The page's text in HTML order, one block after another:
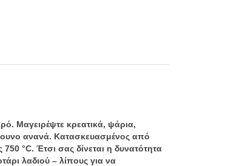
Μαγειρέψτε κρεατικά, ψάρια,
ανανά. Κατασκευασμένος από
°C. Έτσι σας δίνεται η δυνατότητα
λαδιού – λίπους για να